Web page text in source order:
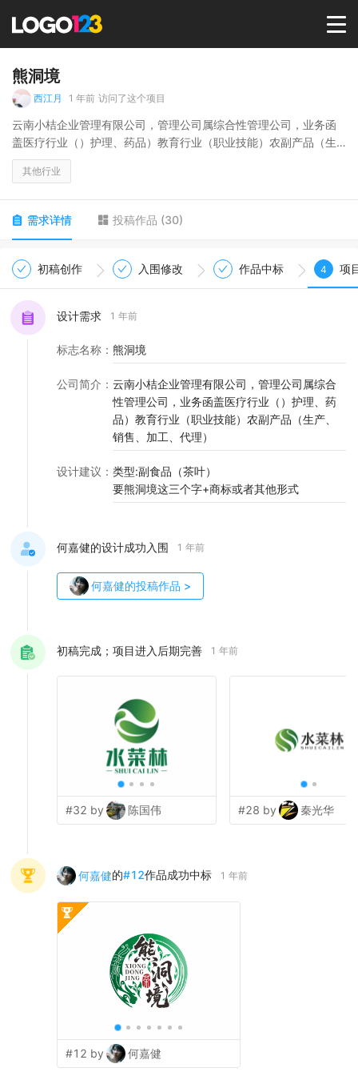
选择套餐→
商标版权
LOGO
熊洞境
西江月 1 年前 访问了这个项目
云南小桔企业管理有限公司，管理公司属综合性管理公司，业务函
盖医疗行业（）护理、药品）教育行业（职业技能）农副产品（生
产、销售、加工、代理）
其他行业
需求详情 投稿作品 (30)
初稿创作 入围修改 作品中标 4 项
设计需求 1 年前
标志名称 ： 熊洞境
公司简介 ： 云南小桔企业管理有限公司，管理公司属综合
性管理公司，业务函盖医疗行业（）护理、药
品）教育行业（职业技能）农副产品（生产、
销售、加工、代理）
设计建议 ： 类型:副食品（茶叶）
要熊洞境这三个字+商标或者其他形式
何嘉健的设计成功入围 1 年前
何嘉健的投稿作品 >
初稿完成；项目进入后期完善 1 年前
#32 by 陈国伟 #28 by 秦光华
何嘉健的#12作品成功中标 1 年前
#12 by 何嘉健